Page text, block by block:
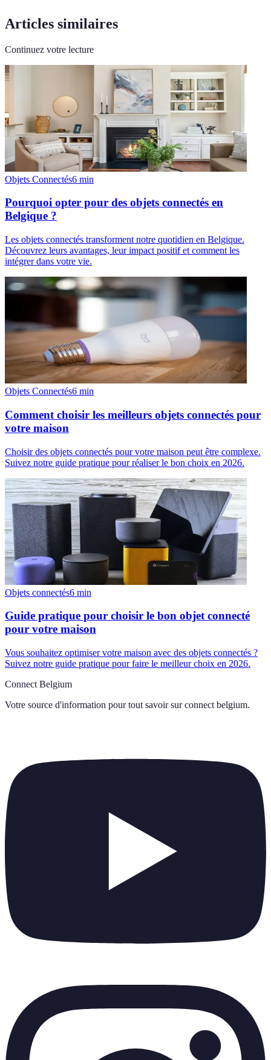
Articles similaires
Continuez votre lecture
Objets Connectés6 min
Pourquoi opter pour des objets connectés en
Belgique ?
Les objets connectés transforment notre quotidien en Belgique.
Découvrez leurs avantages, leur impact positif et comment les
intégrer dans votre vie.
Objets Connectés6 min
Comment choisir les meilleurs objets connectés pour
votre maison
Choisir des objets connectés pour votre maison peut être complexe.
Suivez notre guide pratique pour réaliser le bon choix en 2026.
Objets connectés6 min
Guide pratique pour choisir le bon objet connecté
pour votre maison
Vous souhaitez optimiser votre maison avec des objets connectés ?
Suivez notre guide pratique pour faire le meilleur choix en 2026.
Connect Belgium
Votre source d'information pour tout savoir sur connect belgium.